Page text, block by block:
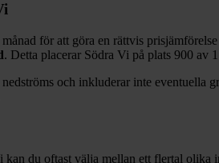
för att göra en rättvis
. Detta placerar Södra Vi på plats 900 av
och inkluderar inte eventuella
kan du oftast välja mellan ett flertal olika